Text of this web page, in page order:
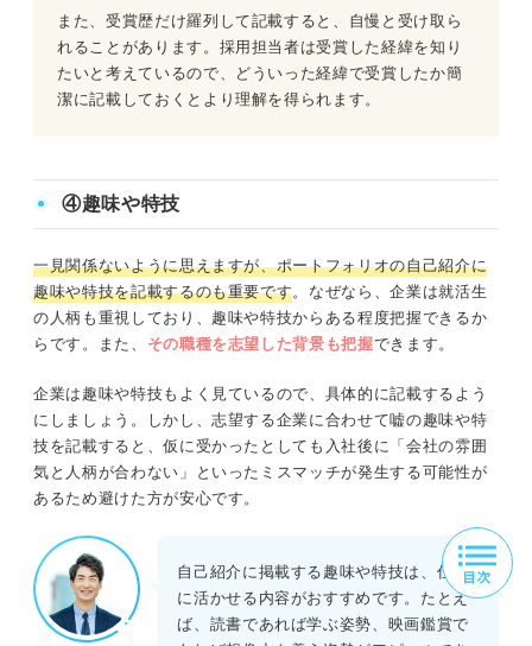
また、受賞歴だけ羅列して記載すると、自慢と受け取ら
れることがあります。採用担当者は受賞した経緯を知り
たいと考えているので、どういった経緯で受賞したか簡
潔に記載しておくとより理解を得られます。
④趣味や特技
一見関係ないように思えますが、ポートフォリオの自己紹介に
趣味や特技を記載するのも重要です。なぜなら、企業は就活生
の人柄も重視しており、趣味や特技からある程度把握できるか
らです。また、 その職種を志望した背景も把握できます。
企業は趣味や特技もよく見ているので、具体的に記載するよう
にしましょう。しかし、志望する企業に合わせて嘘の趣味や特
技を記載すると、仮に受かったとしても入社後に「会社の雰囲
気と人柄が合わない」といったミスマッチが発生する可能性が
あるため避けた方が安心です。
自己紹介に掲載する趣味や特技は、仕事
に活かせる内容がおすすめです。たとえ
ば、読書であれば学ぶ姿勢、映画鑑賞で